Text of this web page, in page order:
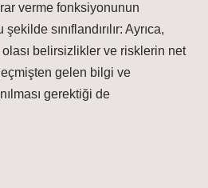
verme fonksiyonunun
sınıflandırılır: Ayrıca,
belirsizlikler ve risklerin net
gelen bilgi ve
gerektiği de